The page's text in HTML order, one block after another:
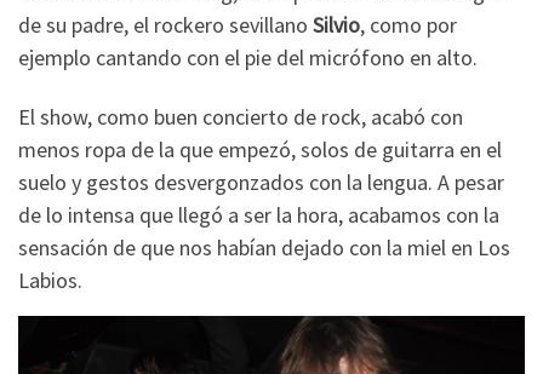
de su padre, el rockero sevillano Silvio, como por
ejemplo cantando con el pie del micrófono en alto.
El show, como buen concierto de rock, acabó con
menos ropa de la que empezó, solos de guitarra en el
suelo y gestos desvergonzados con la lengua. A pesar
de lo intensa que llegó a ser la hora, acabamos con la
sensación de que nos habían dejado con la miel en Los
Labios.